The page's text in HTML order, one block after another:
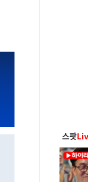
스팟